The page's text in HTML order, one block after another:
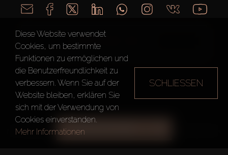
ALLE FILTER
RUFEN SIE UNS AN
AX CAPITAL ©2026 Alle Rechte vorbehalten
Nutzungsbedingungen
Diese Website verwendet
Cookies, um bestimmte
Funktionen zu ermöglichen und
die Benutzerfreundlichkeit zu
verbessern. Wenn Sie auf der
Website bleiben, erklären Sie
sich mit der Verwendung von
Cookies einverstanden.
Mehr Informationen
SCHLIESSEN